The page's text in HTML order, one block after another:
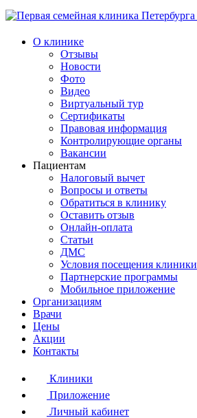
О клинике
Отзывы
Новости
Фото
Видео
Виртуальный тур
Сертификаты
Правовая информация
Контролирующие органы
Вакансии
Пациентам
Налоговый вычет
Вопросы и ответы
Обратиться в клинику
Оставить отзыв
Онлайн-оплата
Статьи
ДМС
Условия посещения клиники
Партнерские программы
Мобильное приложение
Организациям
Врачи
Цены
Акции
Контакты
Клиники
Приложение
Личный кабинет